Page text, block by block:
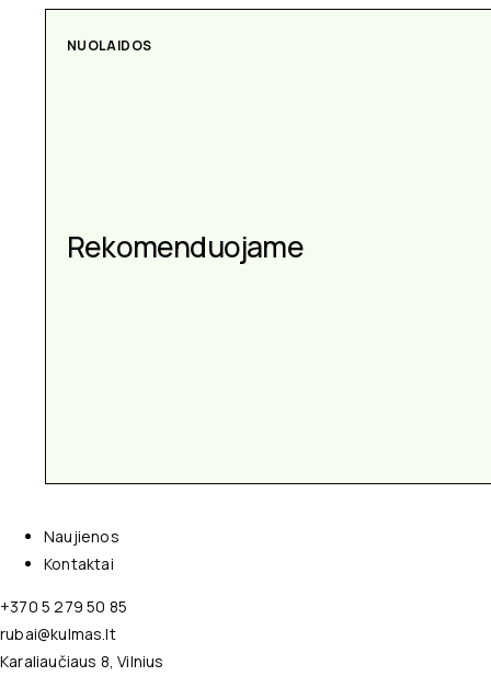
NUOLAIDOS
Rekomenduojame
AKSESUARAI
Aksesuarai kiekvienai
progai
Naujienos
Kontaktai
+370 5 279 50 85
rubai@kulmas.lt
Karaliaučiaus 8, Vilnius